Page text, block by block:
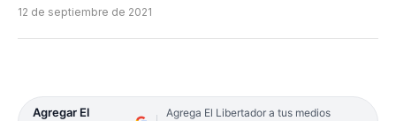
12 de septiembre de 2021
Agregar El
Agrega El Libertador a tus medios